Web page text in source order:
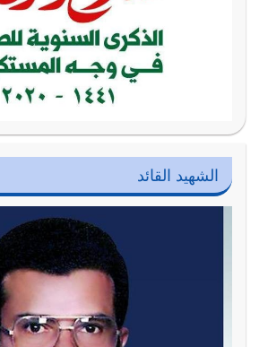
الشهيد القائد